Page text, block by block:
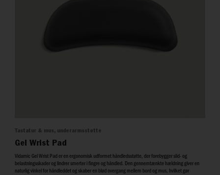
Tastatur & mus, underarmsstøtte
Gel Wrist Pad
Vidamic Gel Wrist Pad er en ergonomisk udformet håndledsstøtte, der forebygger slid- og
belastningsskader og lindrer smerter i fingre og håndled. Den gennemtænkte hældning giver en
naturlig vinkel for håndleddet og skaber en blød overgang mellem bord og mus, hvilket gør